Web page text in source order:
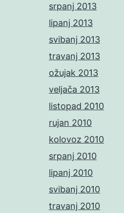
srpanj 2013
lipanj 2013
svibanj 2013
travanj 2013
ožujak 2013
veljača 2013
listopad 2010
rujan 2010
kolovoz 2010
srpanj 2010
lipanj 2010
svibanj 2010
travanj 2010